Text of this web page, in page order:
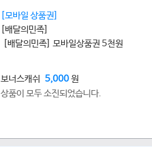
[모바일 상품권]
[배달의민족]
[배달의민족] 모바일상품권 5천원
보너스캐쉬 5,000원
상품이 모두 소진되었습니다.